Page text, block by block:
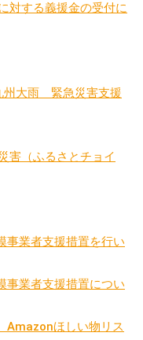
対する義援金の受付に
州大雨 緊急災害支援
害（ふるさとチョイ
事業者支援措置を行い
事業者支援措置につい
ほしい物リス